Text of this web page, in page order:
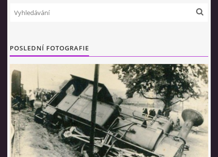
POSLEDNÍ FOTOGRAFIE